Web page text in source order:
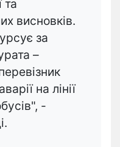
та
висновків.
за
–
на лінії
-